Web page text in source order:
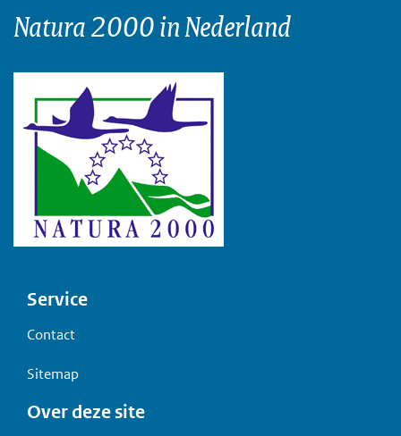
Natura 2000 in Nederland
Voet
Service
Contact
Sitemap
Over deze site